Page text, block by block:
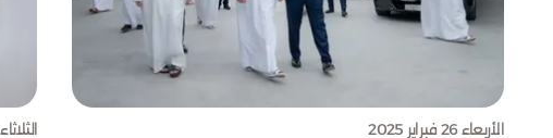
الأربعاء 26 فبراير 2025 الثلاثاء 4 سبتمبر